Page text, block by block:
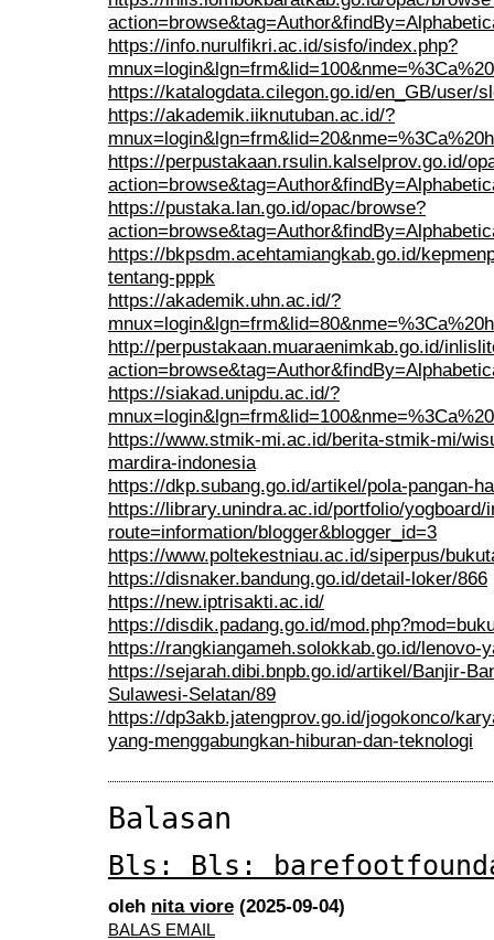
https://info.nurulfikri.ac.id/sisfo/index.php?
https://katalogdata.cilegon.go.id/en_GB/user/
https://akademik.iiknutuban.ac.id/?
https://perpustakaan.rsulin.kalselprov.go.id/
https://pustaka.lan.go.id/opac/browse?
https://bkpsdm.acehtamiangkab.go.id/
tentang-pppk
https://akademik.uhn.ac.id/?
http://perpustakaan.muaraenimkab.go.id/
https://siakad.unipdu.ac.id/?
https://www.stmik-mi.ac.id/berita-stmik-mi/
mardira-indonesia
https://dkp.subang.go.id/artikel/pola-pangan-
https://library.unindra.ac.id/portfolio/yogboard/
route=information/blogger&blogger_id=3
https://www.poltekestniau.ac.id/siperpus/
https://disnaker.bandung.go.id/detail-loker/866
https://new.iptrisakti.ac.id/
https://disdik.padang.go.id/
https://rangkiangameh.solokkab.go.id/
https://sejarah.dibi.bnpb.go.id/artikel/Banjir-
Sulawesi-Selatan/89
https://dp3akb.jatengprov.go.id/jogokonco/
yang-menggabungkan-hiburan-dan-teknologi
Balasan
Bls: Bls:
oleh nita viore (2025-09-04)
BALAS EMAIL